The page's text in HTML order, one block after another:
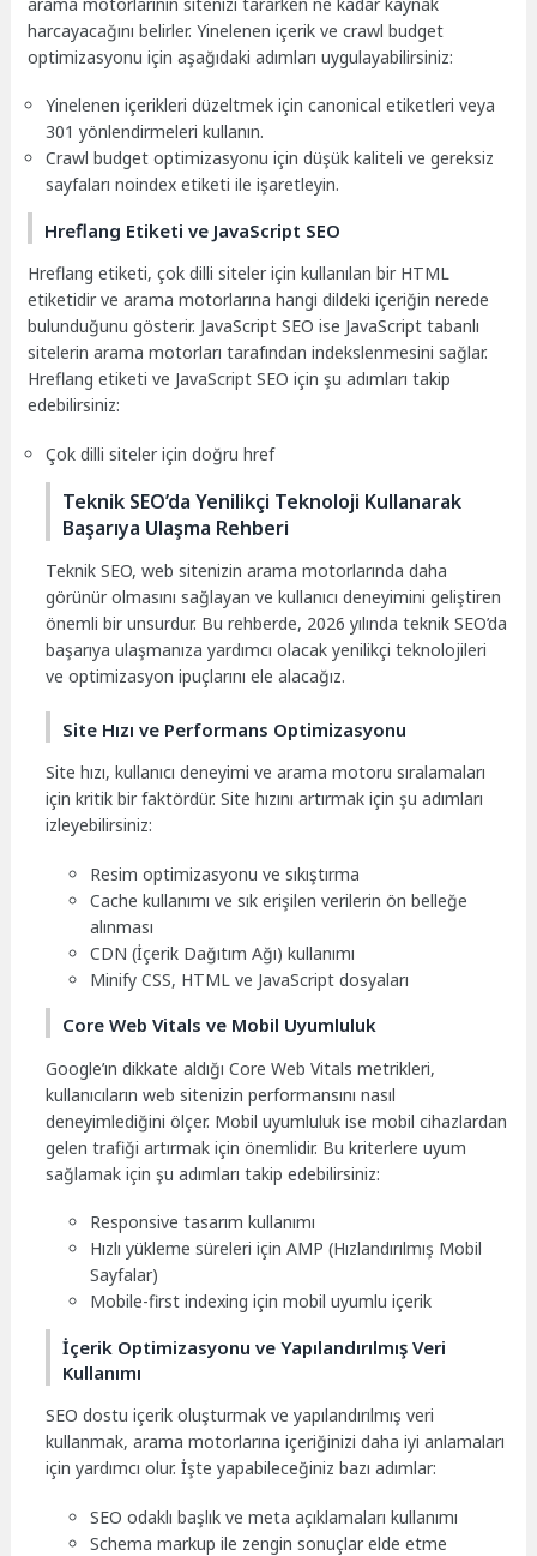
harcayacağını belirler. Yinelenen içerik ve crawl budget
optimizasyonu için aşağıdaki adımları uygulayabilirsiniz:
Yinelenen içerikleri düzeltmek için canonical etiketleri veya
301 yönlendirmeleri kullanın.
Crawl budget optimizasyonu için düşük kaliteli ve gereksiz
sayfaları noindex etiketi ile işaretleyin.
Hreflang Etiketi ve JavaScript SEO
Hreflang etiketi, çok dilli siteler için kullanılan bir HTML
etiketidir ve arama motorlarına hangi dildeki içeriğin nerede
bulunduğunu gösterir. JavaScript SEO ise JavaScript tabanlı
sitelerin arama motorları tarafından indekslenmesini sağlar.
Hreflang etiketi ve JavaScript SEO için şu adımları takip
edebilirsiniz:
Çok dilli siteler için doğru href
Teknik SEO’da Yenilikçi Teknoloji Kullanarak
Başarıya Ulaşma Rehberi
Teknik SEO, web sitenizin arama motorlarında daha
görünür olmasını sağlayan ve kullanıcı deneyimini geliştiren
önemli bir unsurdur. Bu rehberde, 2026 yılında teknik SEO’da
başarıya ulaşmanıza yardımcı olacak yenilikçi teknolojileri
ve optimizasyon ipuçlarını ele alacağız.
Site Hızı ve Performans Optimizasyonu
Site hızı, kullanıcı deneyimi ve arama motoru sıralamaları
için kritik bir faktördür. Site hızını artırmak için şu adımları
izleyebilirsiniz:
Resim optimizasyonu ve sıkıştırma
Cache kullanımı ve sık erişilen verilerin ön belleğe
alınması
CDN (İçerik Dağıtım Ağı) kullanımı
Minify CSS, HTML ve JavaScript dosyaları
Core Web Vitals ve Mobil Uyumluluk
Google’ın dikkate aldığı Core Web Vitals metrikleri,
kullanıcıların web sitenizin performansını nasıl
deneyimlediğini ölçer. Mobil uyumluluk ise mobil cihazlardan
gelen trafiği artırmak için önemlidir. Bu kriterlere uyum
sağlamak için şu adımları takip edebilirsiniz:
Responsive tasarım kullanımı
Hızlı yükleme süreleri için AMP (Hızlandırılmış Mobil
Sayfalar)
Mobile-first indexing için mobil uyumlu içerik
İçerik Optimizasyonu ve Yapılandırılmış Veri
Kullanımı
SEO dostu içerik oluşturmak ve yapılandırılmış veri
kullanmak, arama motorlarına içeriğinizi daha iyi anlamaları
için yardımcı olur. İşte yapabileceğiniz bazı adımlar:
SEO odaklı başlık ve meta açıklamaları kullanımı
Schema markup ile zengin sonuçlar elde etme